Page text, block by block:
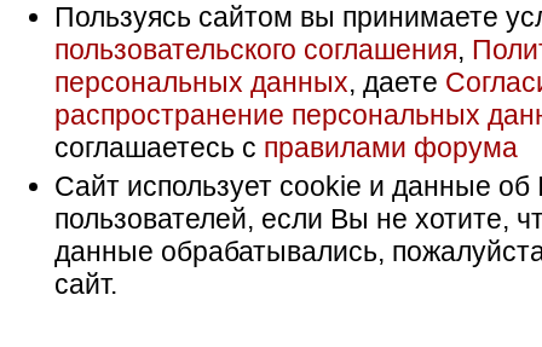
Пользуясь сайтом вы принимаете
пользовательского соглашения,
персональных данных, даете
распространение персональных
соглашаетесь с правилами форума
Сайт использует cookie и данные об
пользователей, если Вы не хотите,
данные обрабатывались,
сайт.